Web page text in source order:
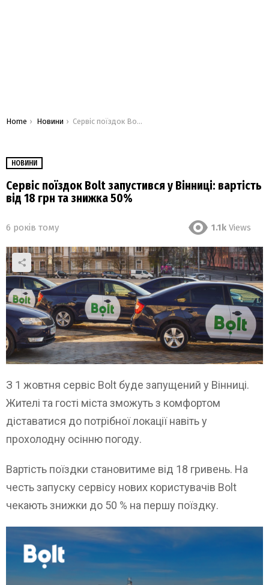
You are here:
Home Новини Сервіс поїздок Bolt запустився у Вінниці: вартість від 18 грн та знижка 50%
НОВИНИ
Сервіс поїздок Bolt запустився у Вінниці: вартість
від 18 грн та знижка 50%
6 років тому 1.1k Views
З 1 жовтня сервіс Bolt буде запущений у Вінниці.
Жителі та гості міста зможуть з комфортом
діставатися до потрібної локації навіть у
прохолодну осінню погоду.
Вартість поїздки становитиме від 18 гривень. На
честь запуску сервісу нових користувачів Bolt
чекають знижки до 50 % на першу поїздку.